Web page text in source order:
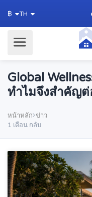
฿ TH
Global
ทำไมจึงสำคัญต่
หน้าหลัก ข่าว
1 เดือน กลับ